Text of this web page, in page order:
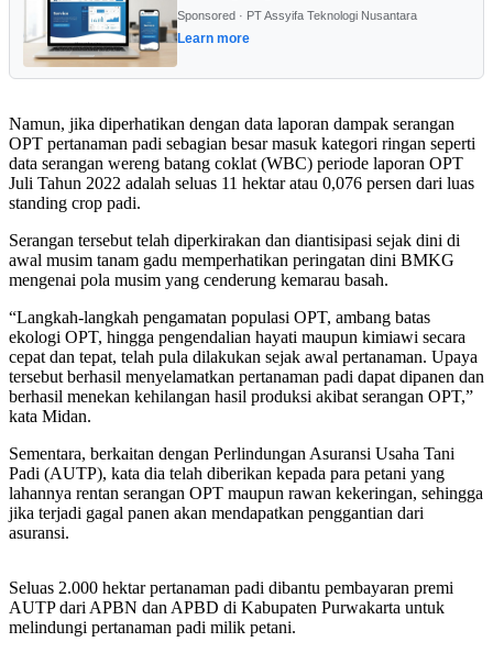
Sponsored · PT Assyifa Teknologi Nusantara
Learn more
Namun, jika diperhatikan dengan data laporan dampak serangan
OPT pertanaman padi sebagian besar masuk kategori ringan seperti
data serangan wereng batang coklat (WBC) periode laporan OPT
Juli Tahun 2022 adalah seluas 11 hektar atau 0,076 persen dari luas
standing crop padi.
Serangan tersebut telah diperkirakan dan diantisipasi sejak dini di
awal musim tanam gadu memperhatikan peringatan dini BMKG
mengenai pola musim yang cenderung kemarau basah.
“Langkah-langkah pengamatan populasi OPT, ambang batas
ekologi OPT, hingga pengendalian hayati maupun kimiawi secara
cepat dan tepat, telah pula dilakukan sejak awal pertanaman. Upaya
tersebut berhasil menyelamatkan pertanaman padi dapat dipanen dan
berhasil menekan kehilangan hasil produksi akibat serangan OPT,”
kata Midan.
Sementara, berkaitan dengan Perlindungan Asuransi Usaha Tani
Padi (AUTP), kata dia telah diberikan kepada para petani yang
lahannya rentan serangan OPT maupun rawan kekeringan, sehingga
jika terjadi gagal panen akan mendapatkan penggantian dari
asuransi.
Seluas 2.000 hektar pertanaman padi dibantu pembayaran premi
AUTP dari APBN dan APBD di Kabupaten Purwakarta untuk
melindungi pertanaman padi milik petani.